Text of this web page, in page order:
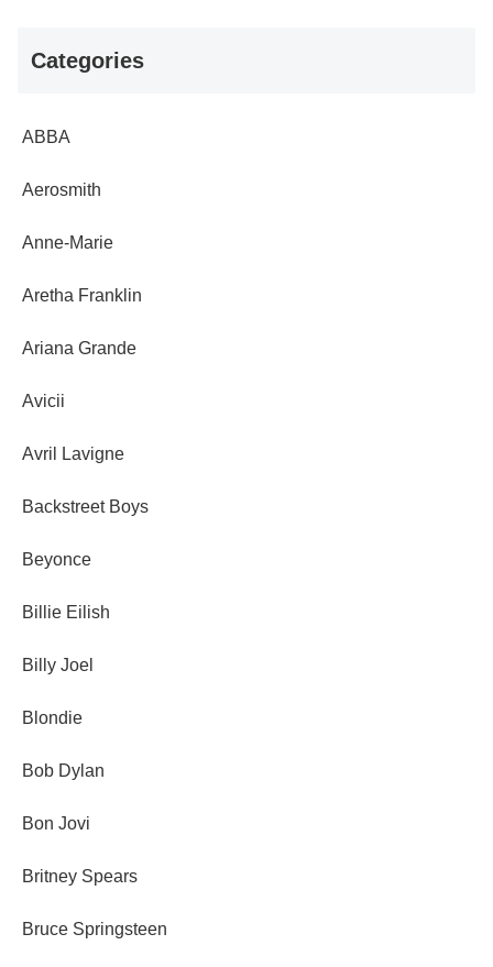
Categories
ABBA
Aerosmith
Anne-Marie
Aretha Franklin
Ariana Grande
Avicii
Avril Lavigne
Backstreet Boys
Beyonce
Billie Eilish
Billy Joel
Blondie
Bob Dylan
Bon Jovi
Britney Spears
Bruce Springsteen